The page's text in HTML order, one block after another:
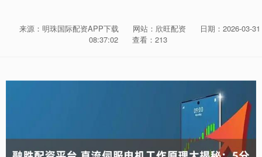
来源：明珠国际配资APP下载 网站：欣旺配资
日期：2026-03-31
08:37:02
查看：213